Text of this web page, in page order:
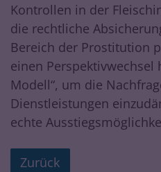
Kontrollen in der
die rechtliche
Bereich der Prostitution
einen Perspektivwechsel
Modell“, um die
Dienstleistungen
echte
Zurück